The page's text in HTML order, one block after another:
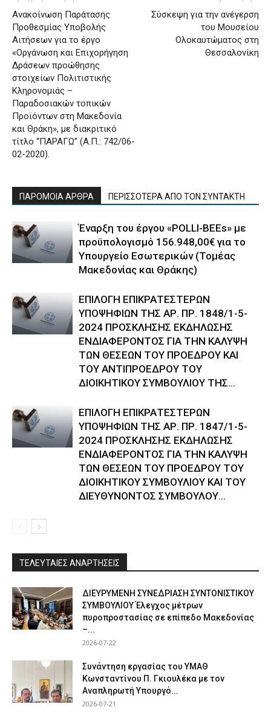
Ανακοίνωση Παράτασης
Προθεσμίας Υποβολής
Αιτήσεων για το έργο
«Οργάνωση και Επιχορήγηση
Δράσεων προώθησης
στοιχείων Πολιτιστικής
Κληρονομιάς –
Παραδοσιακών τοπικών
Προϊόντων στη Μακεδονία
και Θράκη», με διακριτικό
τίτλο “ΠΑΡΑΓΩ” (Α.Π.: 742/06-
02-2020).
Σύσκεψη για την ανέγερση
του Μουσείου
Ολοκαυτώματος στη
Θεσσαλονίκη
ΠΑΡΟΜΟΙΑ ΑΡΘΡΑ ΠΕΡΙΣΣΟΤΕΡΑ ΑΠΟ ΤΟΝ ΣΥΝΤΑΚΤΗ
Έναρξη του έργου «POLLI-BEEs» με
προϋπολογισμό 156.948,00€ για το
Υπουργείο Εσωτερικών (Τομέας
Μακεδονίας και Θράκης)
ΕΠΙΛΟΓΗ ΕΠΙΚΡΑΤΕΣΤΕΡΩΝ
ΥΠΟΨΗΦΙΩΝ ΤΗΣ ΑΡ. ΠΡ. 1848/1-5-
2024 ΠΡΟΣΚΛΗΣΗΣ ΕΚΔΗΛΩΣΗΣ
ΕΝΔΙΑΦΕΡΟΝΤΟΣ ΓΙΑ ΤΗΝ ΚΑΛΥΨΗ
ΤΩΝ ΘΕΣΕΩΝ ΤΟΥ ΠΡΟΕΔΡΟΥ ΚΑΙ
ΤΟΥ ΑΝΤΙΠΡΟΕΔΡΟΥ ΤΟΥ
ΔΙΟΙΚΗΤΙΚΟΥ ΣΥΜΒΟΥΛΙΟΥ ΤΗΣ...
ΕΠΙΛΟΓΗ ΕΠΙΚΡΑΤΕΣΤΕΡΩΝ
ΥΠΟΨΗΦΙΩΝ ΤΗΣ ΑΡ. ΠΡ. 1847/1-5-
2024 ΠΡΟΣΚΛΗΣΗΣ ΕΚΔΗΛΩΣΗΣ
ΕΝΔΙΑΦΕΡΟΝΤΟΣ ΓΙΑ ΤΗΝ ΚΑΛΥΨΗ
ΤΩΝ ΘΕΣΕΩΝ ΤΟΥ ΠΡΟΕΔΡΟΥ ΤΟΥ
ΔΙΟΙΚΗΤΙΚΟΥ ΣΥΜΒΟΥΛΙΟΥ ΚΑΙ ΤΟΥ
ΔΙΕΥΘΥΝΟΝΤΟΣ ΣΥΜΒΟΥΛΟΥ...
ΤΕΛΕΥΤΑΙΕΣ ΑΝΑΡΤΗΣΕΙΣ
ΔΙΕΥΡΥΜΕΝΗ ΣΥΝΕΔΡΙΑΣΗ ΣΥΝΤΟΝΙΣΤΙΚΟΥ
ΣΥΜΒΟΥΛΙΟΥ Έλεγχος μέτρων
πυροπροστασίας σε επίπεδο Μακεδονίας
–...
2026-07-22
Συνάντηση εργασίας του ΥΜΑΘ
Κωνσταντίνου Π. Γκιουλέκα με τον
Αναπληρωτή Υπουργό...
2026-07-21